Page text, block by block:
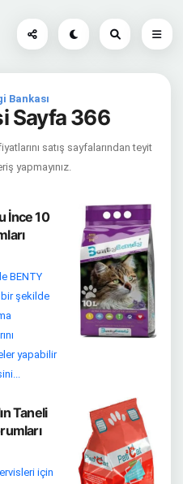
Bankası
Sayfa 366
satış sayfalarından teyit
yapmayınız.
İnce 10
BENTY
bir şekilde
yapabilir
Taneli
için